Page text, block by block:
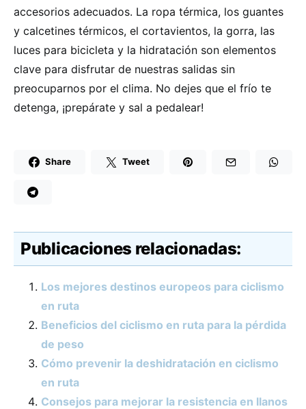
accesorios adecuados. La ropa térmica, los guantes
y calcetines térmicos, el cortavientos, la gorra, las
luces para bicicleta y la hidratación son elementos
clave para disfrutar de nuestras salidas sin
preocuparnos por el clima. No dejes que el frío te
detenga, ¡prepárate y sal a pedalear!
Share Tweet
Publicaciones relacionadas:
Los mejores destinos europeos para ciclismo
en ruta
Beneficios del ciclismo en ruta para la pérdida
de peso
Cómo prevenir la deshidratación en ciclismo
en ruta
Consejos para mejorar la resistencia en llanos